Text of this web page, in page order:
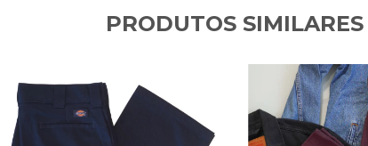
PRODUTOS SIMILARES